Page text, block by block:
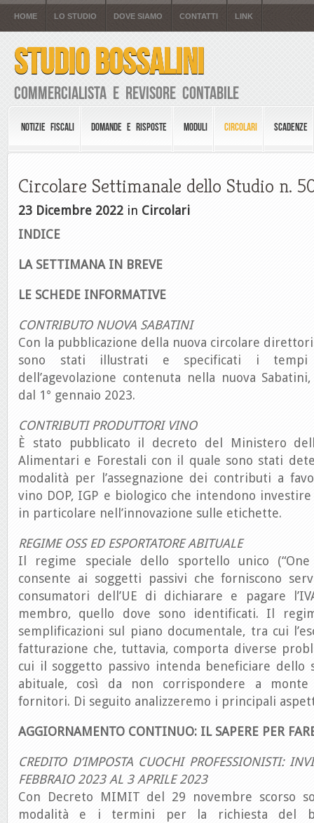
HOME LO STUDIO DOVE SIAMO CONTATTI LINK
STUDIO BOSSALINI
Commercialista e Revisore Contabile
NOTIZIE FISCALI DOMANDE E RISPOSTE MODULI CIRCOLARI SCADENZE
Circolare Settimanale dello Studio n.
23 Dicembre 2022 in Circolari
INDICE
LA SETTIMANA IN BREVE
LE SCHEDE INFORMATIVE
CONTRIBUTO NUOVA SABATINI
Con la pubblicazione della nuova circolare
sono stati illustrati e specificati i tempi
dell’agevolazione contenuta nella nuova
dal 1° gennaio 2023.
CONTRIBUTI PRODUTTORI VINO
È stato pubblicato il decreto del Ministero
Alimentari e Forestali con il quale sono stati
modalità per l’assegnazione dei contributi a
vino DOP, IGP e biologico che intendono
in particolare nell’innovazione sulle etichette.
REGIME OSS ED ESPORTATORE ABITUALE
Il regime speciale dello sportello unico (“One
consente ai soggetti passivi che forniscono
consumatori dell’UE di dichiarare e pagare
membro, quello dove sono identificati. Il
semplificazioni sul piano documentale, tra cui
fatturazione che, tuttavia, comporta diverse
cui il soggetto passivo intenda beneficiare dello
abituale, così da non corrispondere a
fornitori. Di seguito analizzeremo i principali
AGGIORNAMENTO CONTINUO: IL SAPERE PER
CREDITO D’IMPOSTA CUOCHI PROFESSIONISTI:
FEBBRAIO 2023 AL 3 APRILE 2023
Con Decreto MIMIT del 29 novembre scorso
modalità e i termini per la richiesta del